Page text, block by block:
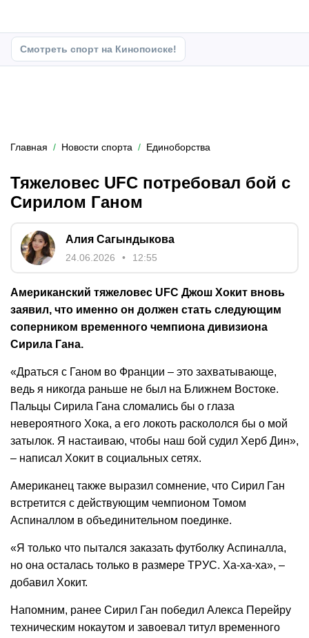
Смотреть спорт на Кинопоиске!
Главная Новости спорта Единоборства
Тяжеловес UFC потребовал бой с
Сирилом Ганом
Алия Сагындыкова
24.06.2026 12:55
Американский тяжеловес UFC Джош Хокит вновь
заявил, что именно он должен стать следующим
соперником временного чемпиона дивизиона
Сирила Гана.
«Драться с Ганом во Франции – это захватывающе,
ведь я никогда раньше не был на Ближнем Востоке.
Пальцы Сирила Гана сломались бы о глаза
невероятного Хока, а его локоть раскололся бы о мой
затылок. Я настаиваю, чтобы наш бой судил Херб Дин»,
– написал Хокит в социальных сетях.
Американец также выразил сомнение, что Сирил Ган
встретится с действующим чемпионом Томом
Аспиналлом в объединительном поединке.
«Я только что пытался заказать футболку Аспиналла,
но она осталась только в размере ТРУС. Ха-ха-ха», –
добавил Хокит.
Напомним, ранее Сирил Ган победил Алекса Перейру
техническим нокаутом и завоевал титул временного